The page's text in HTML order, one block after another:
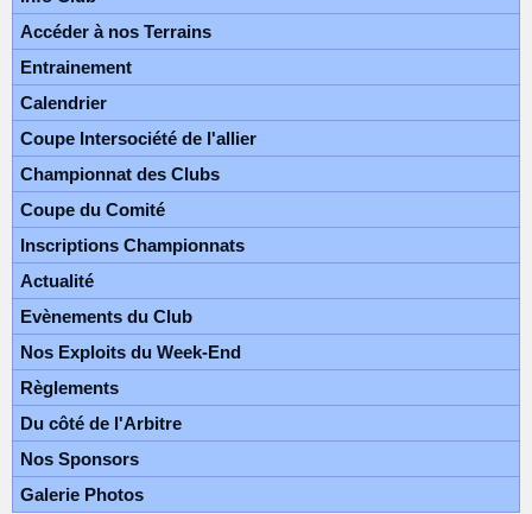
Accéder à nos Terrains
Entrainement
Calendrier
Coupe Intersociété de l'allier
Championnat des Clubs
Coupe du Comité
Inscriptions Championnats
Actualité
Evènements du Club
Nos Exploits du Week-End
Règlements
Du côté de l'Arbitre
Nos Sponsors
Galerie Photos